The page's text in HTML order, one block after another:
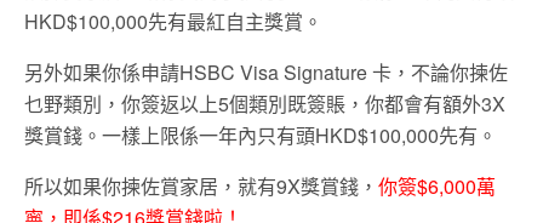
HKD$100,000先有最紅自主獎賞。
另外如果你係申請HSBC Visa Signature 卡，不論你揀佐
乜野類別，你簽返以上5個類別既簽賬，你都會有額外3X
獎賞錢。一樣上限係一年內只有頭HKD$100,000先有。
所以如果你揀佐賞家居，就有9X獎賞錢， 你簽$6,000萬